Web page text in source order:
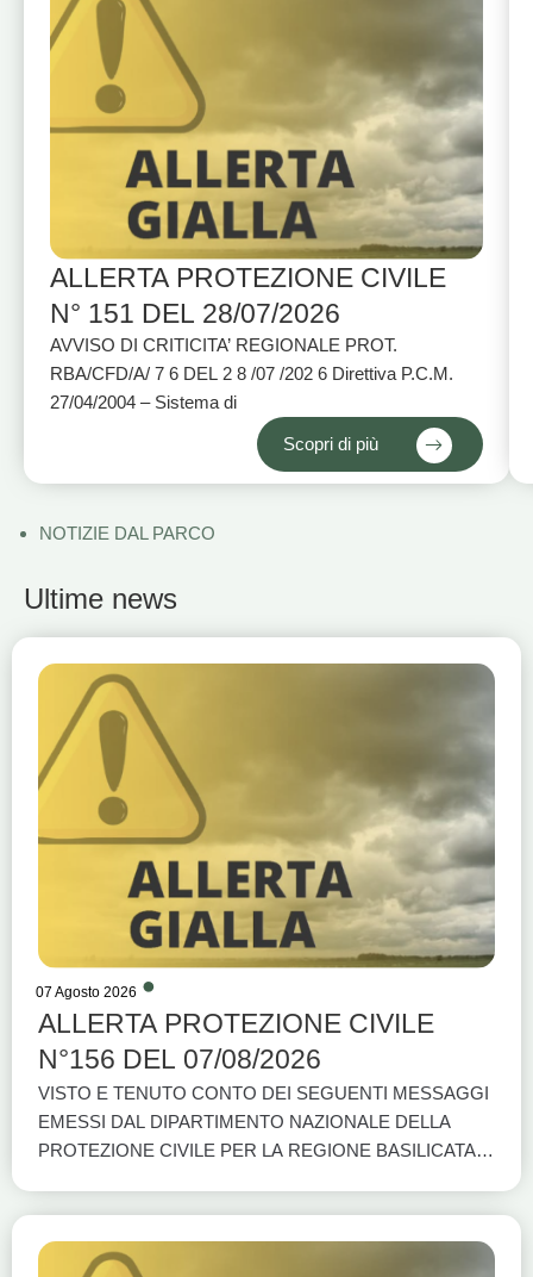
ALLERTA PROTEZIONE CIVILE
N° 151 DEL 28/07/2026
AVVISO DI CRITICITA’ REGIONALE PROT.
RBA/CFD/A/ 7 6 DEL 2 8 /07 /202 6 Direttiva P.C.M.
27/04/2004 – Sistema di
Scopri di più
NOTIZIE DAL PARCO
Ultime news
07 Agosto 2026
ALLERTA PROTEZIONE CIVILE
N°156 DEL 07/08/2026
VISTO E TENUTO CONTO DEI SEGUENTI MESSAGGI
EMESSI DAL DIPARTIMENTO NAZIONALE DELLA
PROTEZIONE CIVILE PER LA REGIONE BASILICATA E
DEL 07/08/2026; SCENARI DI RISCHIO PREVISTI:
DALLE ORE 12:00 DI OGGI 07/08/2026 ALLE ORE 18:00